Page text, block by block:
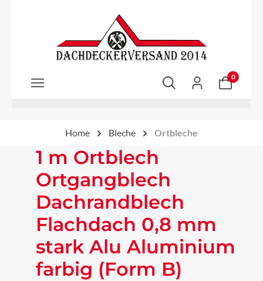
Zum Hauptinhalt springen
0
Home Bleche Ortbleche
1 m Ortblech
Ortgangblech
Dachrandblech
Flachdach 0,8 mm
stark Alu Aluminium
farbig (Form B)